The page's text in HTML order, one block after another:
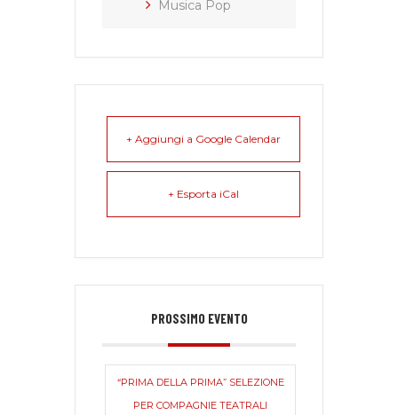
Musica Pop
+ Aggiungi a Google Calendar
+ Esporta iCal
PROSSIMO EVENTO
“PRIMA DELLA PRIMA” SELEZIONE
PER COMPAGNIE TEATRALI